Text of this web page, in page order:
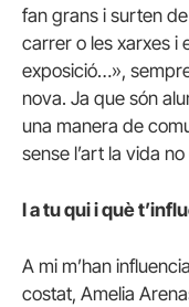
fan grans i surten de
carrer o les xarxes i
exposició…»,
nova. Ja que són
una manera de
sense l’art la vida
I a tu qui i què
A mi m’han
costat, Amelia